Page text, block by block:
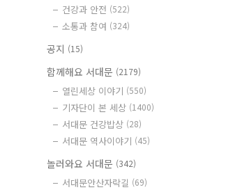
건강과 안전 (522)
소통과 참여 (324)
공지 (15)
함께해요 서대문 (2179)
열린세상 이야기 (550)
기자단이 본 세상 (1400)
서대문 건강밥상 (28)
서대문 역사이야기 (45)
놀러와요 서대문 (342)
서대문안산자락길 (69)